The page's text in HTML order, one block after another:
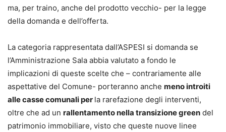
ma, per traino, anche del prodotto vecchio- per la legge
della domanda e dell’offerta.
La categoria rappresentata dall’ASPESI si domanda se
l’Amministrazione Sala abbia valutato a fondo le
implicazioni di queste scelte che – contrariamente alle
aspettative del Comune- porteranno anche meno introiti
alle casse comunali per la rarefazione degli interventi,
oltre che ad un rallentamento nella transizione green del
patrimonio immobiliare, visto che queste nuove linee